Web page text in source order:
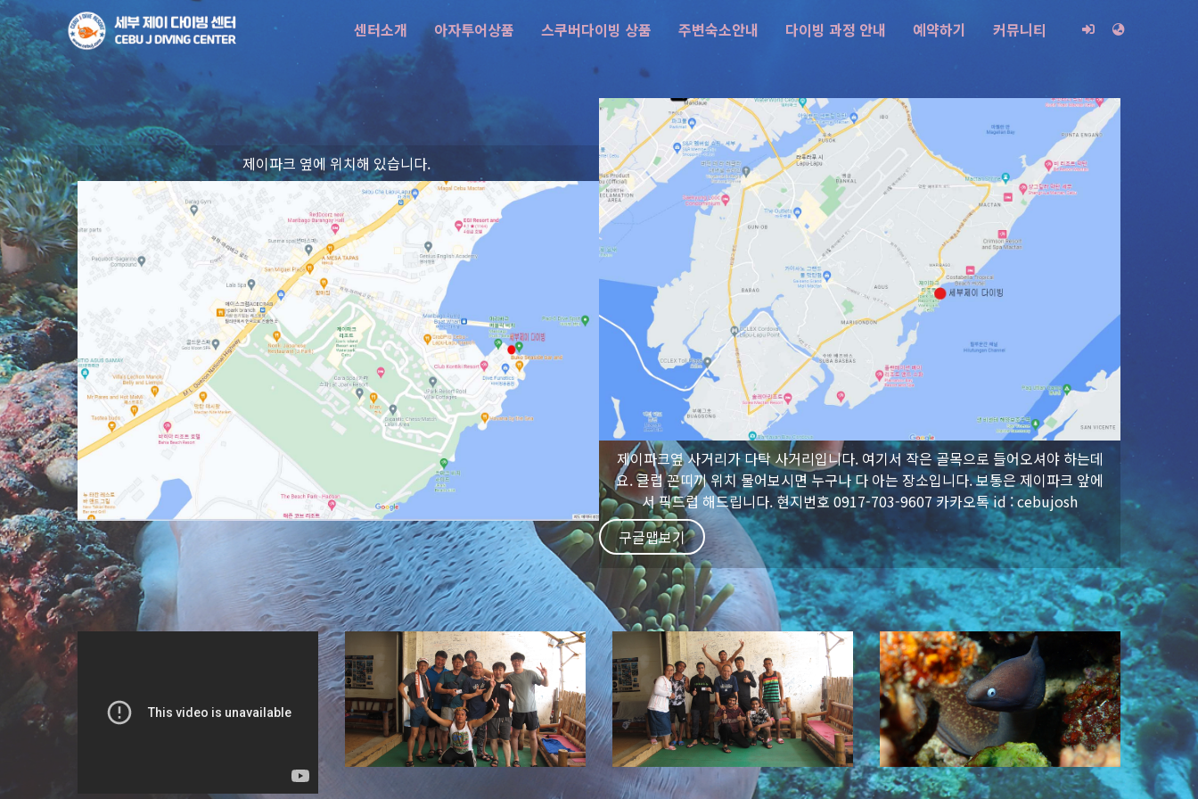
센터소개 아자투어상품 스쿠버다이빙 상품 주변숙소안내 다이빙 과정 안내 예약하기 커뮤니티
제이파크 옆에 위치해 있습니다.
제이파크옆 사거리가 다탁 사거리입니다. 여기서 작은 골목으로 들어오셔야 하는데
요. 클럽 꼰띠끼 위치 물어보시면 누구나 다 아는 장소입니다. 보통은 제이파크 앞에
서 픽드럽 해드립니다. 현지번호 0917-703-9607 카카오톡 id : cebujosh
구글맵보기